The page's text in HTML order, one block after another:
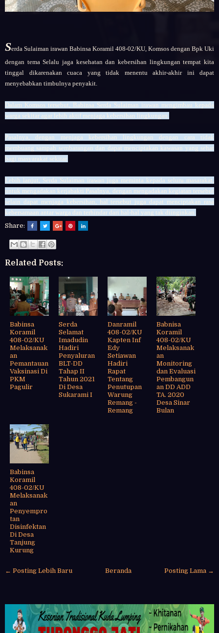
Serda Sulaiman irawan Babinsa Koramil 408-02/KU, Komsos dengan Bpk Uki
dengan tema Selalu jaga kesehatan dan kebersihan lingkungan tempat kita
tinggal dikarenakan cuaca yang tidak menentu akhir-akhir ini dapat
menyebabkan timbulnya penyakit.
Dalam Komsos tersebut, Babinsa Serda Sulaiman irawan mengimbau kepada
warga sekitar agar lebih aktif menjaga kebersihan lingkungan.
Pasalnya, dengan menjaga kebersihan lingkungan dengan cara tidak
membuang sampah sembarangan dan dapat menciptakan kawasan yang sehat
bagi masyarakat sekitar.
Lebih lanjut, Serda Sulaiman irawan juga meminta kepada seluru masarakat,
untuk mengadakan kerjabakti Pasalnya, dengan mengadakan kegiatan tersebut
selain dapat menjaga kebersihan, hal tersebut juga dapat menciptakan rasa
kebersamaan antar warga dan terhindar dari hal-hal yang tak diinginkan.
Share:
Related Posts:
Babinsa
Koramil
408-02/KU
Melaksanak
an
Pemantauan
Vaksinasi Di
PKM
Pagulir
Serda
Selamat
Imadudin
Hadiri
Penyaluran
BLT-DD
Tahap II
Tahun 2021
Di Desa
Sukarami I
Danramil
408-02/KU
Kapten Inf
Edy
Setiawan
Hadiri
Rapat
Tentang
Penutupan
Warung
Remang -
Remang
Babnisa
Koramil
408-02/KU
Melaksanak
an
Monitoring
dan Evaluasi
Pembangun
an DD ADD
TA. 2020
Desa Sinar
Bulan
Babinsa
Koramil
408-02/KU
Melaksanak
an
Penyempro
tan
Disinfektan
Di Desa
Tanjung
Kurung
← Posting Lebih Baru Posting Lama →
Beranda